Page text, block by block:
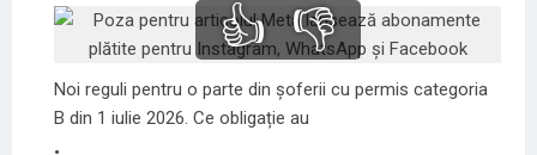
👍 👎
Noi reguli pentru o parte din șoferii cu permis categoria
B din 1 iulie 2026. Ce obligație au